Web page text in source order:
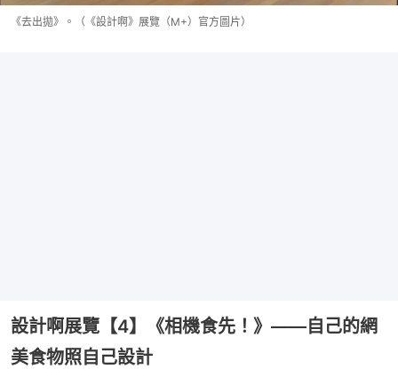
《去出拋》。（《設計啊》展覽（M+）官方圖片）
設計啊展覽【4】《相機食先！》——自己的網
美食物照自己設計